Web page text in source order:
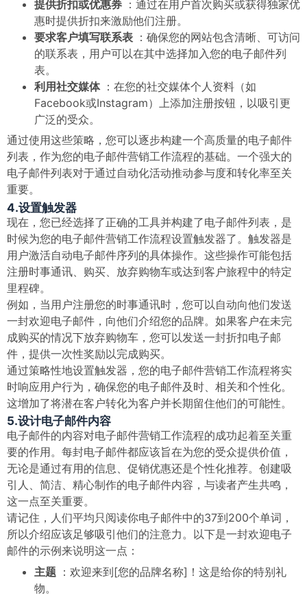
提供折扣或优惠券 ：通过在用户首次购买或获得独家优
惠时提供折扣来激励他们注册。
要求客户填写联系表 ：确保您的网站包含清晰、可访问
的联系表，用户可以在其中选择加入您的电子邮件列
表。
利用社交媒体 ：在您的社交媒体个人资料（如
Facebook或Instagram）上添加注册按钮，以吸引更
广泛的受众。
通过使用这些策略，您可以逐步构建一个高质量的电子邮件
列表，作为您的电子邮件营销工作流程的基础。一个强大的
电子邮件列表对于通过自动化活动推动参与度和转化率至关
重要。
4.设置触发器
现在，您已经选择了正确的工具并构建了电子邮件列表，是
时候为您的电子邮件营销工作流程设置触发器了。触发器是
用户激活自动电子邮件序列的具体操作。这些操作可能包括
注册时事通讯、购买、放弃购物车或达到客户旅程中的特定
里程碑。
例如，当用户注册您的时事通讯时，您可以自动向他们发送
一封欢迎电子邮件，向他们介绍您的品牌。如果客户在未完
成购买的情况下放弃购物车，您可以发送一封折扣电子邮
件，提供一次性奖励以完成购买。
通过策略性地设置触发器，您的电子邮件营销工作流程将实
时响应用户行为，确保您的电子邮件及时、相关和个性化。
这增加了将潜在客户转化为客户并长期留住他们的可能性。
5.设计电子邮件内容
电子邮件的内容对电子邮件营销工作流程的成功起着至关重
要的作用。每封电子邮件都应该旨在为您的受众提供价值，
无论是通过有用的信息、促销优惠还是个性化推荐。创建吸
引人、简洁、精心制作的电子邮件内容，与读者产生共鸣，
这一点至关重要。
请记住，人们平均只阅读你电子邮件中的37到200个单词，
所以介绍应该足够吸引他们的注意力。以下是一封欢迎电子
邮件的示例来说明这一点：
主题 ：欢迎来到[您的品牌名称]！这是给你的特别礼
物。